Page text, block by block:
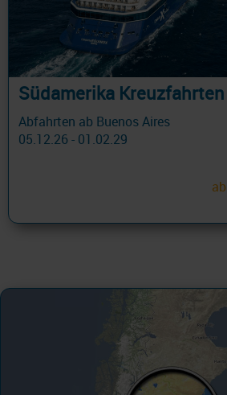
Südamerika Kreuzfahrten
Abfahrten ab Buenos Aires
05.12.26 - 01.02.29
ab